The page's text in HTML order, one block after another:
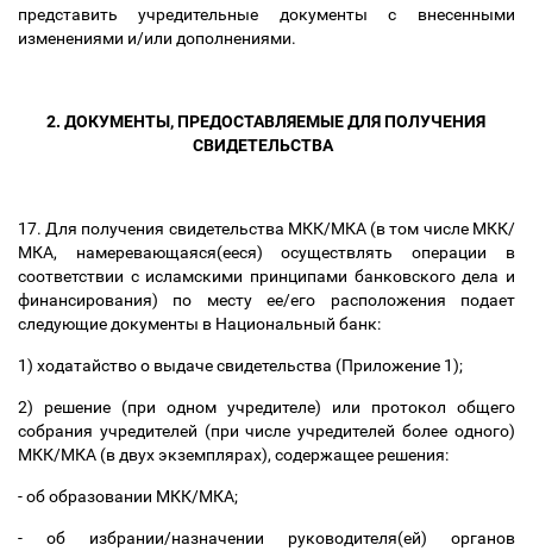
представить учредительные документы с внесенными
изменениями и/или дополнениями.
2. ДОКУМЕНТЫ, ПРЕДОСТАВЛЯЕМЫЕ ДЛЯ ПОЛУЧЕНИЯ
СВИДЕТЕЛЬСТВА
17. Для получения свидетельства МКК/МКА (в том числе МКК/
МКА, намеревающаяся(ееся) осуществлять операции в
соответствии с исламскими принципами банковского дела и
финансирования) по месту ее/его расположения подает
следующие документы в Национальный банк:
1) ходатайство о выдаче свидетельства (Приложение 1);
2) решение (при одном учредителе) или протокол общего
собрания учредителей (при числе учредителей более одного)
МКК/МКА (в двух экземплярах), содержащее решения:
- об образовании МКК/МКА;
- об избрании/назначении руководителя(ей) органов